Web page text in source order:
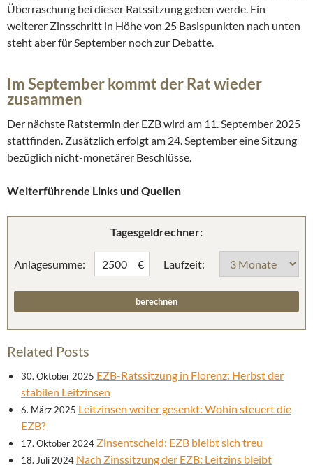
Überraschung bei dieser Ratssitzung geben werde. Ein
weiterer Zinsschritt in Höhe von 25 Basispunkten nach unten
steht aber für September noch zur Debatte.
Im September kommt der Rat wieder
zusammen
Der nächste Ratstermin der EZB wird am 11. September 2025
stattfinden. Zusätzlich erfolgt am 24. September eine Sitzung
bezüglich nicht-monetärer Beschlüsse.
Weiterführende Links und Quellen
Tagesgeldrechner:
Anlagesumme: € Laufzeit:
Related Posts
30. Oktober 2025 EZB-Ratssitzung in Florenz: Herbst der
stabilen Leitzinsen
6. März 2025 Leitzinsen weiter gesenkt: Wohin steuert die
EZB?
17. Oktober 2024 Zinsentscheid: EZB bleibt sich treu
18. Juli 2024 Nach Zinssitzung der EZB: Leitzins bleibt